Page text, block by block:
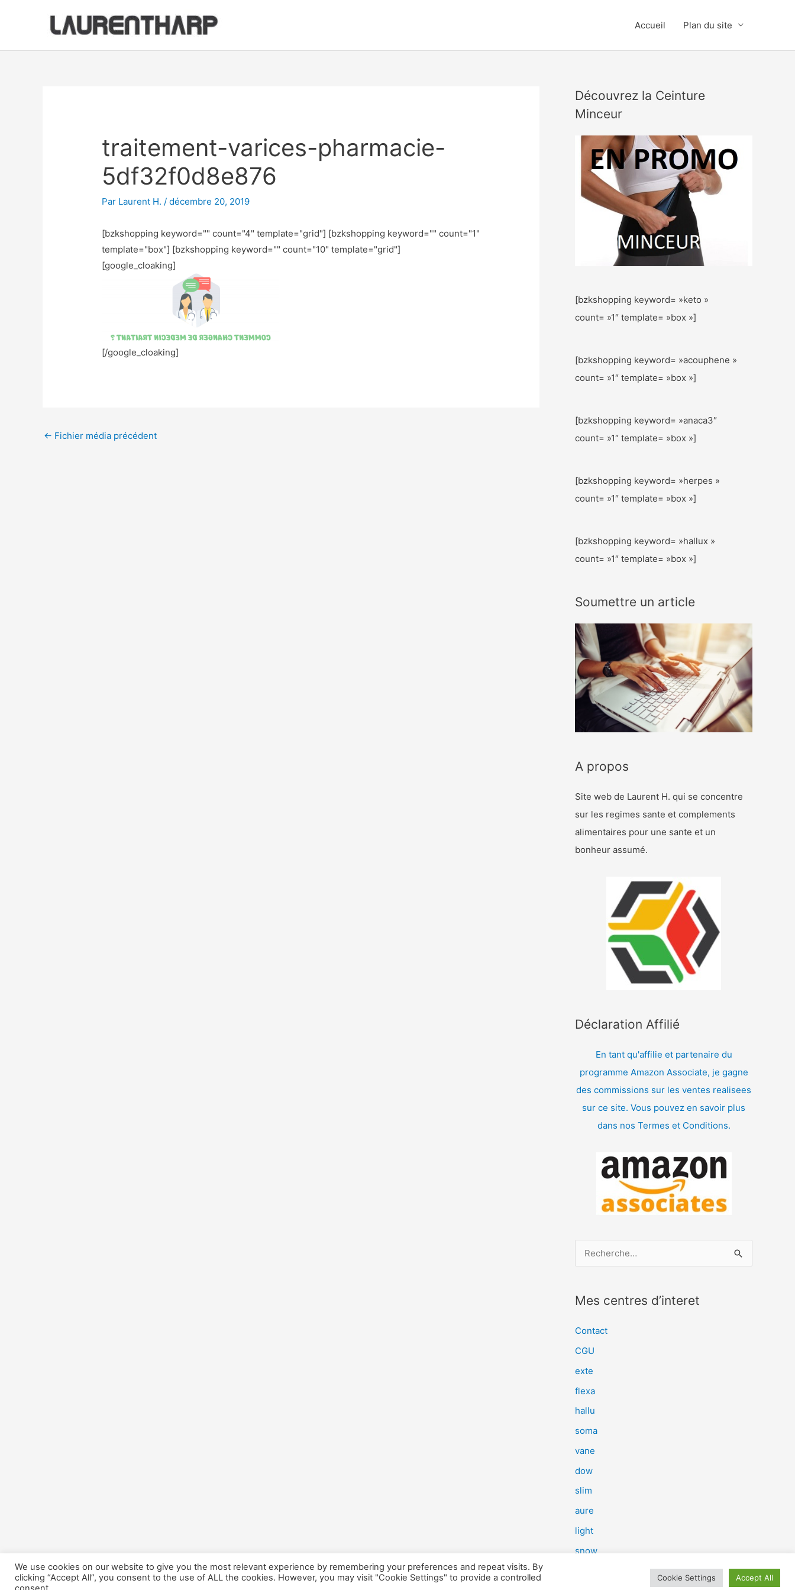
Accueil Plan du site
traitement-varices-pharmacie-
5df32f0d8e876
Par Laurent H./décembre 20, 2019
[bzkshopping keyword="" count="4" template="grid"] [bzkshopping keyword="" count="1"
template="box"] [bzkshopping keyword="" count="10" template="grid"]
[google_cloaking]
[/google_cloaking]
← Fichier média précédent
Découvrez la Ceinture
Minceur
[bzkshopping keyword= »keto »
count= »1″ template= »box »]
[bzkshopping keyword= »acouphene »
count= »1″ template= »box »]
[bzkshopping keyword= »anaca3″
count= »1″ template= »box »]
[bzkshopping keyword= »herpes »
count= »1″ template= »box »]
[bzkshopping keyword= »hallux »
count= »1″ template= »box »]
Soumettre un article
A propos
Site web de Laurent H. qui se concentre
sur les regimes sante et complements
alimentaires pour une sante et un
bonheur assumé.
Déclaration Affilié
En tant qu'affilie et partenaire du
programme Amazon Associate, je gagne
des commissions sur les ventes realisees
sur ce site. Vous pouvez en savoir plus
dans nos Termes et Conditions.
e
e
r
:
Mes centres d’interet
Contact
CGU
exte
flexa
hallu
soma
vane
dow
slim
aure
light
snow
We use cookies on our website to give you the most relevant experience by remembering your preferences and repeat visits. By
clicking “Accept All”, you consent to the use of ALL the cookies. However, you may visit "Cookie Settings" to provide a controlled
Cookie Settings Accept All